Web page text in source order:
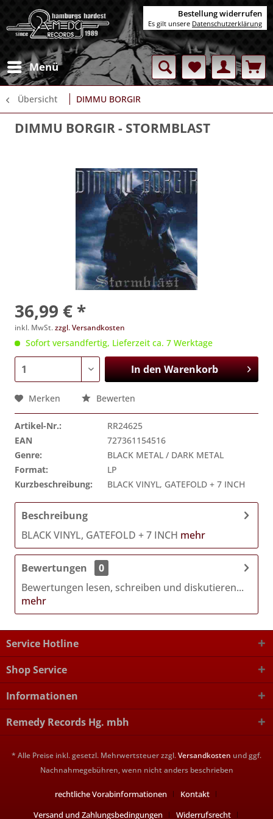
Menü
Übersicht DIMMU BORGIR
DIMMU BORGIR- STORMBLAST
36,99 € *
inkl. MwSt.zzgl. Versandkosten
Sofort versandfertig, Lieferzeit ca. 7 Werktage
In denWarenkorb
Merken Bewerten
Artikel-Nr.:
RR24625
EAN
727361154516
Genre:
BLACK METAL / DARK METAL
Format:
LP
Kurzbeschreibung:
BLACK VINYL, GATEFOLD + 7 INCH
Beschreibung
BLACK VINYL, GATEFOLD + 7 INCH mehr
Bewertungen
0
Bewertungen lesen, schreiben und diskutieren...
mehr
Service Hotline
Shop Service
Informationen
Remedy Records Hg. mbh
* Alle Preise inkl. gesetzl. Mehrwertsteuer zzgl.Versandkosten und ggf.
Nachnahmegebühren, wenn nicht anders beschrieben
rechtliche Vorabinformationen
Kontakt
Versand und Zahlungsbedingungen
Widerrufsrecht
Bestellung widerrufen
Es gilt unsere Datenschutzerklärung